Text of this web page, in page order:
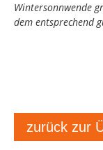
Wintersonnwende
dem entsprechend
zurück zur